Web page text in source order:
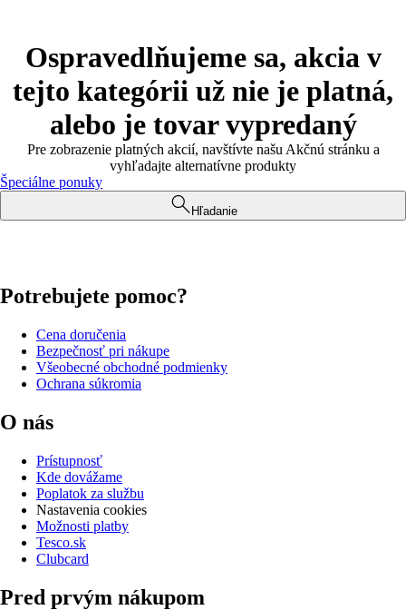
Ospravedlňujeme sa, akcia v
tejto kategórii už nie je platná,
alebo je tovar vypredaný
Pre zobrazenie platných akcií, navštívte našu Akčnú stránku a
vyhľadajte alternatívne produkty
Špeciálne ponuky
Hľadanie
Potrebujete pomoc?
Cena doručenia
Bezpečnosť pri nákupe
Všeobecné obchodné podmienky
Ochrana súkromia
O nás
Prístupnosť
Kde dovážame
Poplatok za službu
Nastavenia cookies
Možnosti platby
Tesco.sk
Clubcard
Pred prvým nákupom